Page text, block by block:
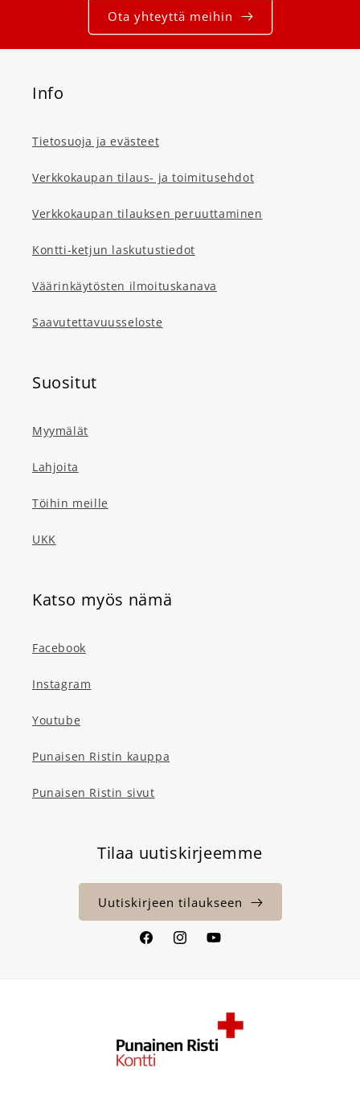
Ota yhteyttä meihin
Info
Tietosuoja ja evästeet
Verkkokaupan tilaus- ja toimitusehdot
Verkkokaupan tilauksen peruuttaminen
Kontti-ketjun laskutustiedot
Väärinkäytösten ilmoituskanava
Saavutettavuusseloste
Suositut
Myymälät
Lahjoita
Töihin meille
UKK
Katso myös nämä
Facebook
Instagram
Youtube
Punaisen Ristin kauppa
Punaisen Ristin sivut
Tilaa uutiskirjeemme
Uutiskirjeen tilaukseen
FacebookInstagramYouTube